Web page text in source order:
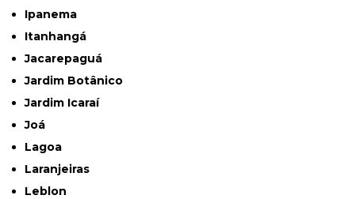
Ipanema
Itanhangá
Jacarepaguá
Jardim Botânico
Jardim Icaraí
Joá
Lagoa
Laranjeiras
Leblon